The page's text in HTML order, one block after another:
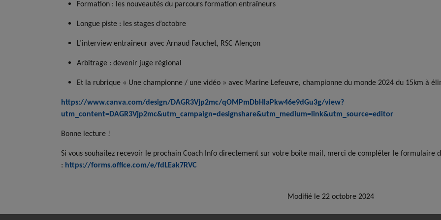
Formation : les nouveautés du parcours formation entraîneurs
Longue piste : les stages d’octobre
L’interview entraîneur avec Arnaud Fauchet, RSC Alençon
Arbitrage : devenir juge régional
Et la rubrique « Une championne / une vidéo » avec Marine Lefeuvre, championne du monde 2024 du 15km à
https://www.canva.com/design/DAGR3Vjp2mc/qOMPmDbHlaPkw46e9dGu3g/view?
utm_content=DAGR3Vjp2mc&utm_campaign=designshare&utm_medium=link&utm_source=editor
Bonne lecture !
Si vous souhaitez recevoir le prochain Coach Info directement sur votre boîte mail, merci de compléter le formulaire
: https://forms.office.com/e/fdLEak7RVC
Modifié le 22 octobre 2024